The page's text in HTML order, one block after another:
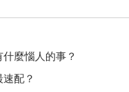
麼惱人的事？
配？